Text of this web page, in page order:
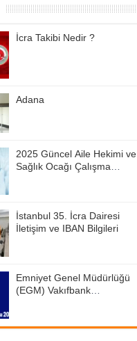
İcra Takibi Nedir ?
Adana
2025 Güncel Aile Hekimi ve
Sağlık Ocağı Çalışma
İstanbul 35. İcra Dairesi
İletişim ve IBAN Bilgileri
Emniyet Genel Müdürlüğü
(EGM) Vakıfbank